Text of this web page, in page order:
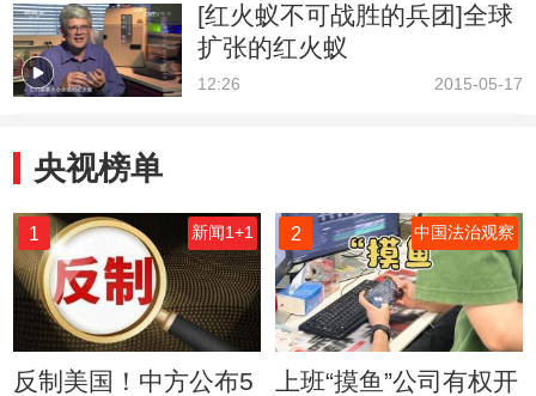
[红火蚁不可战胜的兵团]全球
扩张的红火蚁
12:26 2015-05-17
央视榜单
1 新闻1+1
反制美国！中方公布5
2 中国法治观察
上班“摸鱼”公司有权开